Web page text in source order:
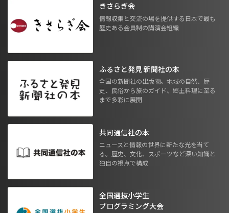
きさらぎ会
情報収集と交流の場を提供する日本で最も
歴史ある会員制の講演会組織
ふるさと発見 新聞社の本
全国の新聞社の出版物。地域の自然、歴
史、民俗から旅のガイド、郷土料理に至る
まで多彩に展開
共同通信社の本
ニュースと情報の世界に新たな光を当て
る。歴史、文化、スポーツなど深い知識と
独自の視点で構成
全国選抜小学生
プログラミング大会